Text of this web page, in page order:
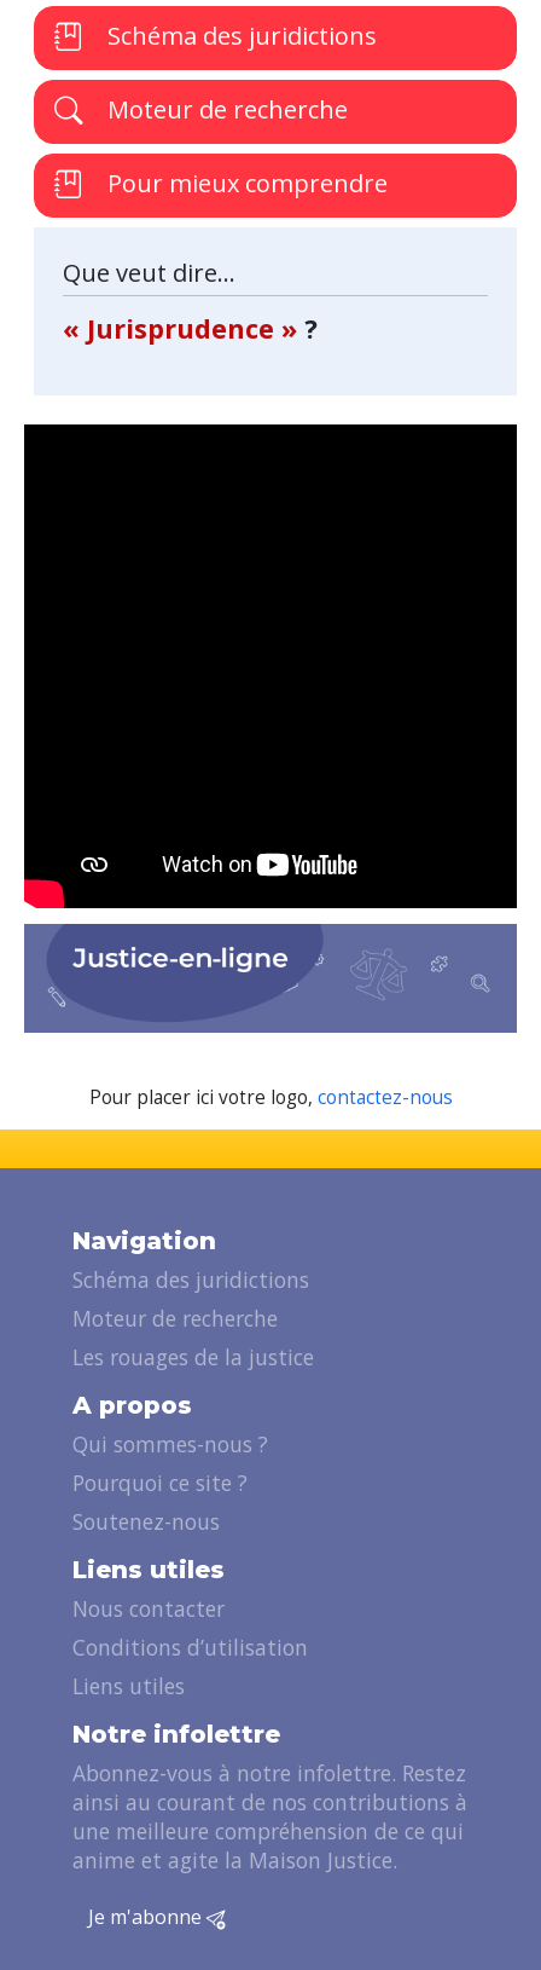
Schéma des juridictions
Moteur de recherche
Pour mieux comprendre
Que veut dire...
« Jurisprudence » ?
Pour placer ici votre logo, contactez-nous
Navigation
Schéma des juridictions
Moteur de recherche
Les rouages de la justice
A propos
Qui sommes-nous ?
Pourquoi ce site ?
Soutenez-nous
Liens utiles
Nous contacter
Conditions d’utilisation
Liens utiles
Notre infolettre
Abonnez-vous à notre infolettre. Restez
ainsi au courant de nos contributions à
une meilleure compréhension de ce qui
anime et agite la Maison Justice.
Je m'abonne